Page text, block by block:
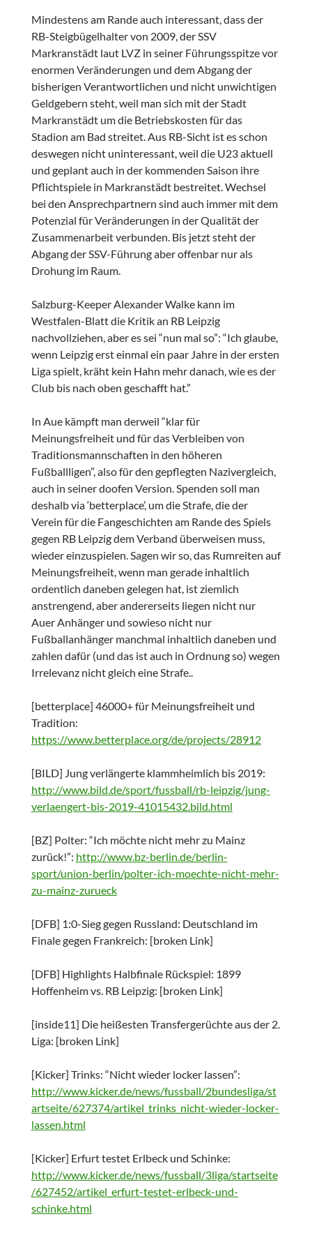
Mindestens am Rande auch interessant, dass der
RB-Steigbügelhalter von 2009, der SSV
Markranstädt laut LVZ in seiner Führungsspitze vor
enormen Veränderungen und dem Abgang der
bisherigen Verantwortlichen und nicht unwichtigen
Geldgebern steht, weil man sich mit der Stadt
Markranstädt um die Betriebskosten für das
Stadion am Bad streitet. Aus RB-Sicht ist es schon
deswegen nicht uninteressant, weil die U23 aktuell
und geplant auch in der kommenden Saison ihre
Pflichtspiele in Markranstädt bestreitet. Wechsel
bei den Ansprechpartnern sind auch immer mit dem
Potenzial für Veränderungen in der Qualität der
Zusammenarbeit verbunden. Bis jetzt steht der
Abgang der SSV-Führung aber offenbar nur als
Drohung im Raum.
Salzburg-Keeper Alexander Walke kann im
Westfalen-Blatt die Kritik an RB Leipzig
nachvollziehen, aber es sei “nun mal so”: “Ich glaube,
wenn Leipzig erst einmal ein paar Jahre in der ersten
Liga spielt, kräht kein Hahn mehr danach, wie es der
Club bis nach oben geschafft hat.”
In Aue kämpft man derweil “klar für
Meinungsfreiheit und für das Verbleiben von
Traditionsmannschaften in den höheren
Fußballligen”, also für den gepflegten Nazivergleich,
auch in seiner doofen Version. Spenden soll man
deshalb via ‘betterplace’, um die Strafe, die der
Verein für die Fangeschichten am Rande des Spiels
gegen RB Leipzig dem Verband überweisen muss,
wieder einzuspielen. Sagen wir so, das Rumreiten auf
Meinungsfreiheit, wenn man gerade inhaltlich
ordentlich daneben gelegen hat, ist ziemlich
anstrengend, aber andererseits liegen nicht nur
Auer Anhänger und sowieso nicht nur
Fußballanhänger manchmal inhaltlich daneben und
zahlen dafür (und das ist auch in Ordnung so) wegen
Irrelevanz nicht gleich eine Strafe..
[betterplace] 46000+ für Meinungsfreiheit und
Tradition:
https://www.betterplace.org/de/projects/28912
[BILD] Jung verlängerte klammheimlich bis 2019:
http://www.bild.de/sport/fussball/rb-leipzig/jung-
verlaengert-bis-2019-41015432.bild.html
[BZ] Polter: “Ich möchte nicht mehr zu Mainz
zurück!”: http://www.bz-berlin.de/berlin-
sport/union-berlin/polter-ich-moechte-nicht-mehr-
zu-mainz-zurueck
[DFB] 1:0-Sieg gegen Russland: Deutschland im
Finale gegen Frankreich: [broken Link]
[DFB] Highlights Halbfinale Rückspiel: 1899
Hoffenheim vs. RB Leipzig: [broken Link]
[inside11] Die heißesten Transfergerüchte aus der 2.
Liga: [broken Link]
[Kicker] Trinks: “Nicht wieder locker lassen”:
http://www.kicker.de/news/fussball/2bundesliga/st
artseite/627374/artikel_trinks_nicht-wieder-locker-
lassen.html
[Kicker] Erfurt testet Erlbeck und Schinke:
http://www.kicker.de/news/fussball/3liga/startseite
/627452/artikel_erfurt-testet-erlbeck-und-
schinke.html